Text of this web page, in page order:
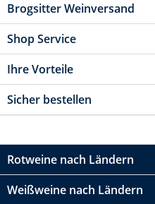
Brogsitter Weinversand
Shop Service
Ihre Vorteile
Sicher bestellen
Rotweine nach Ländern
Weißweine nach Ländern